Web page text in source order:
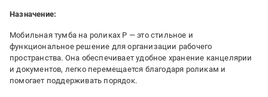
Назначение:
Мобильная тумба на роликах P — это стильное и
функциональное решение для организации рабочего
пространства. Она обеспечивает удобное хранение канцелярии
и документов, легко перемещается благодаря роликам и
помогает поддерживать порядок.